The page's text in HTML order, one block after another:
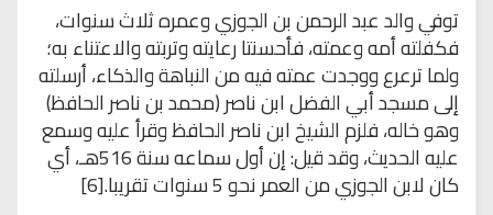
توفي والد عبد الرحمن بن الجوزي وعمره ثلاث سنوات،
فكفلته أمه وعمته، فأحسنتا رعايته وتربته والاعتناء به؛
ولما ترعرع ووجدت عمته فيه من النباهة والذكاء، أرسلته
إلى مسجد أبي الفضل ابن ناصر (محمد بن ناصر الحافظ)
وهو خاله، فلزم الشيخ ابن ناصر الحافظ وقرأ عليه وسمع
عليه الحديث، وقد قيل: إن أول سماعه سنة 516هـ، أي
كان لابن الجوزي من العمر نحو 5 سنوات تقريبا.[6]